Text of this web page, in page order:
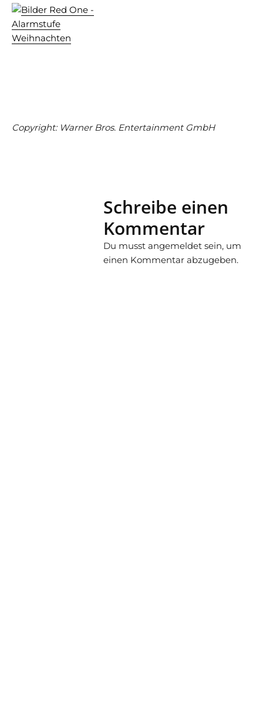
Copyright: Warner Bros. Entertainment GmbH
Schreibe einen
Kommentar
Du musst angemeldetsein, um
einen Kommentar abzugeben.